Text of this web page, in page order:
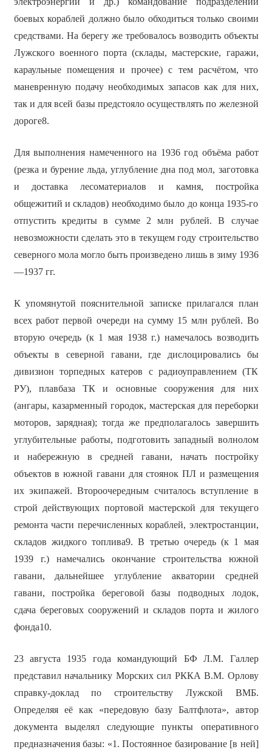
боевых кораблей должно было обходиться только своими
средствами. На берегу же требовалось возводить объекты
Лужского военного порта (склады, мастерские, гаражи,
караульные помещения и прочее) с тем расчётом, что
маневренную подачу необходимых запасов как для них,
так и для всей базы предстояло осуществлять по железной
дороге8.
Для выполнения намеченного на 1936 год объёма работ
(резка и бурение льда, углубление дна под мол, заготовка
и доставка лесоматериалов и камня, постройка
общежитий и складов) необходимо было до конца 1935-го
отпустить кредиты в сумме 2 млн рублей. В случае
невозможности сделать это в текущем году строительство
северного мола могло быть произведено лишь в зиму 1936
—1937 гг.
К упомянутой пояснительной записке прилагался план
всех работ первой очереди на сумму 15 млн рублей. Во
вторую очередь (к 1 мая 1938 г.) намечалось возводить
объекты в северной гавани, где дислоцировались бы
дивизион торпедных катеров с радиоуправлением (ТК
РУ), плавбаза ТК и основные сооружения для них
(ангары, казарменный городок, мастерская для переборки
моторов, зарядная); тогда же предполагалось завершить
углубительные работы, подготовить западный волнолом
и набережную в средней гавани, начать постройку
объектов в южной гавани для стоянок ПЛ и размещения
их экипажей. Второочередным считалось вступление в
строй действующих портовой мастерской для текущего
ремонта части перечисленных кораблей, электростанции,
складов жидкого топлива9. В третью очередь (к 1 мая
1939 г.) намечались окончание строительства южной
гавани, дальнейшее углубление акватории средней
гавани, постройка береговой базы подводных лодок,
сдача береговых сооружений и складов порта и жилого
фонда10.
23 августа 1935 года командующий БФ Л.М. Галлер
представил начальнику Морских сил РККА В.М. Орлову
справку-доклад по строительству Лужской ВМБ.
Определяя её как «передовую базу Балтфлота», автор
документа выделял следующие пункты оперативного
предназначения базы: «1. Постоянное базирование [в ней]